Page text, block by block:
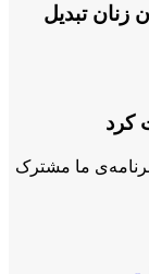
زنان تبدیل
ما مشترک